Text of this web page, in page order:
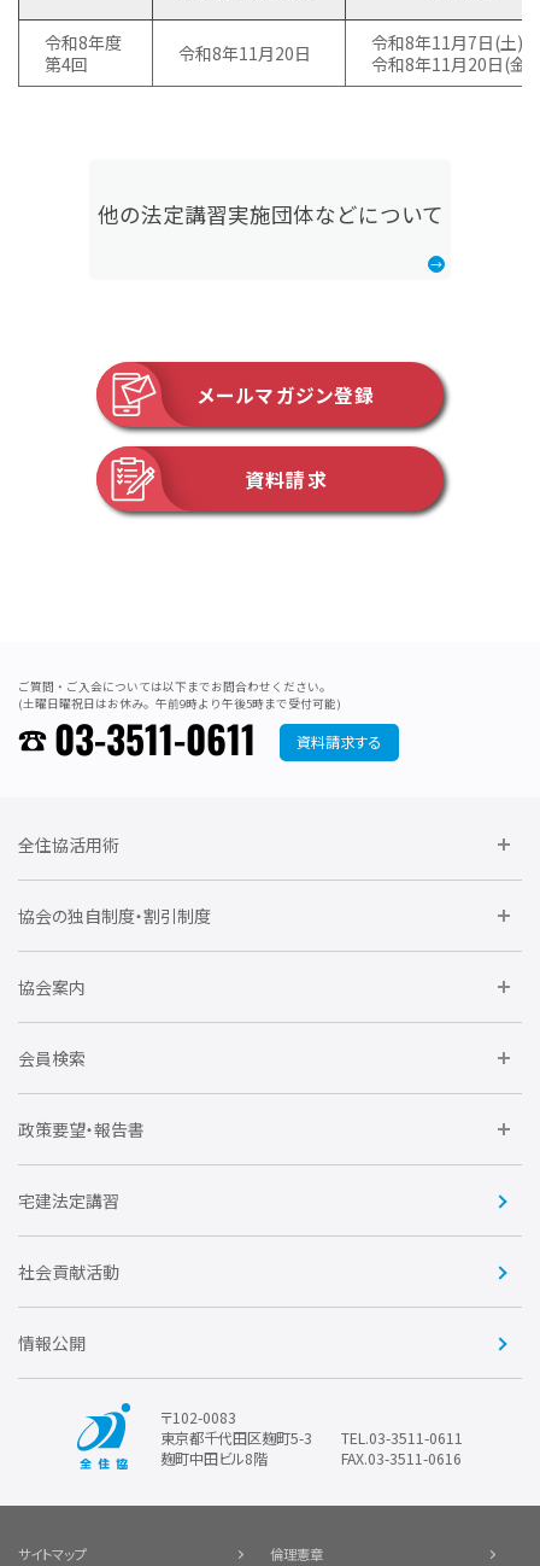
令和8年度
第4回
令和8年11月20日
令和8年11月7日(土)～
令和8年11月20日(金)
他の法定講習実施団体などについて
メールマガジン登録
資料請求
ご質問・ご入会については以下までお問合わせください。
(土曜日曜祝日はお休み。午前9時より午後5時まで受付可能)
03-3511-0611 資料請求する
全住協活用術
委員会に参加しよう
要望活動に参加しよう
協会の独自制度・割引制度
住宅瑕疵担保責任保険割引制度
全住協NET
不動産後見アドバイザー資格講習
会
全住協ビジネスショップ
協会案内
運営組織
トライアル会員制度
会員検索
企業会員
賛助会員
政策要望・報告書
住宅・土地税制改正要望
優良事業表彰
宅建法定講習
社会貢献活動
情報公開
〒102-0083
東京都千代田区麹町5-3
麹町中田ビル8階
TEL.03-3511-0611
FAX.03-3511-0616
サイトマップ 倫理憲章